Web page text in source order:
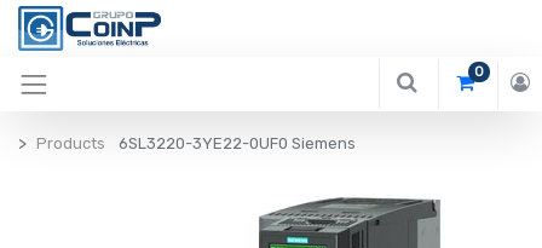
0
Products 6SL3220-3YE22-0UF0 Siemens